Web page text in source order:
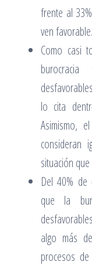
frente al
ven favorable.
Como casi
lo cita
Asimismo,
consideran
situación
Del 40% de
que la
algo más
procesos